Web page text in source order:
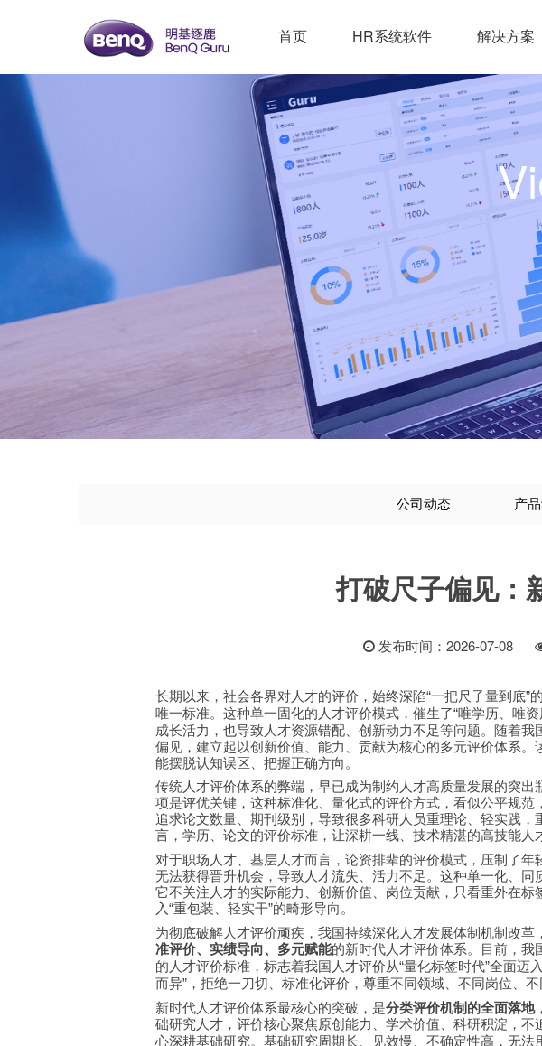
首页 HR系统软件 解决方案
公司动态 产
打破尺子偏见：
发布时间：2026-07-08
长期以来，社会各界对人才的评价，始终深陷“一把尺子量到底”
唯一标准。这种单一固化的人才评价模式，催生了“唯学历、唯
成长活力，也导致人才资源错配、创新动力不足等问题。随着
偏见，建立起以创新价值、能力、贡献为核心的多元评价体系
能摆脱认知误区、把握正确方向。
传统人才评价体系的弊端，早已成为制约人才高质量发展的突
项是评优关键，这种标准化、量化式的评价方式，看似公平规
追求论文数量、期刊级别，导致很多科研人员重理论、轻实践
言，学历、论文的评价标准，让深耕一线、技术精湛的高技能
对于职场人才、基层人才而言，论资排辈的评价模式，压制了
无法获得晋升机会，导致人才流失、活力不足。这种单一化、同
它不关注人才的实际能力、创新价值、岗位贡献，只看重外在
入“重包装、轻实干”的畸形导向。
为彻底破解人才评价顽疾，我国持续深化人才发展体制机制改
准评价、实绩导向、多元赋能的新时代人才评价体系。目前，我
的人才评价标准，标志着我国人才评价从“量化标签时代”全面迈入
而异” ，拒绝一刀切、标准化评价，尊重不同领域、不同岗位、
新时代人才评价体系最核心的突破，是分类评价机制的全面落地
础研究人才，评价核心聚焦原创能力、学术价值、科研积淀，
心深耕基础研究。基础研究周期长、见效慢、不确定性高，无